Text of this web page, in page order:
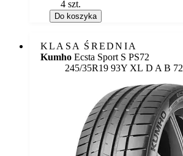
Do koszyka
KLASA ŚREDNIA
Kumho Ecsta Sport S PS72
245/35R19 93Y XL Etykieta:
D A B